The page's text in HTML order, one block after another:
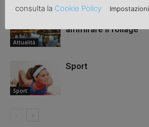
Attualità
ammirare il foliage
Sport
Sport
consulta la Cookie Policy Impostazioni